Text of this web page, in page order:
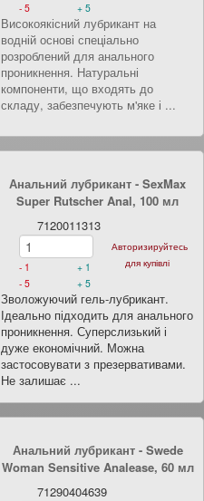
- 5
+ 5
Високоякісний лубрикант на
водній основі спеціально
розроблений для анального
проникнення. Натуральні
компоненти, що входять до
складу, забезпечують м'яке і ...
Анальний лубрикант - SexMax
Super Rutscher Anal, 100 мл
7120011313
+ 1
- 1
- 5
+ 5
Авторизируйтесь
для купівлі
Зволожуючий гель-лубрикант.
Ідеально підходить для анального
проникнення. Суперслизький і
дуже економічний. Можна
застосовувати з презервативами.
Не залишає ...
Анальний лубрикант - Swede
Woman Sensitive Analease, 60 мл
71290404639